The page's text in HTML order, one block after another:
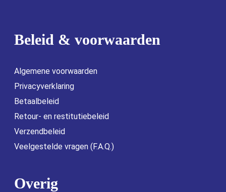
Beleid & voorwaarden
Algemene voorwaarden
Privacyverklaring
Betaalbeleid
Retour- en restitutiebeleid
Verzendbeleid
Veelgestelde vragen (F.A.Q.)
Overig